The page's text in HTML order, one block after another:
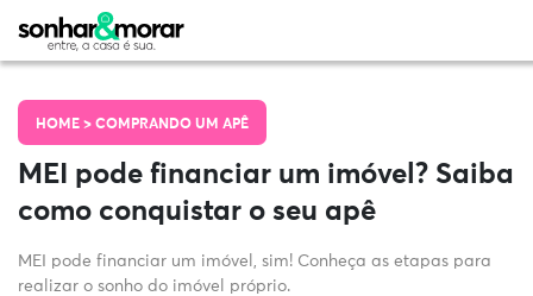
HOME > COMPRANDO UM APÊ
MEI pode financiar um imóvel? Saiba
como conquistar o seu apê
MEI pode financiar um imóvel, sim! Conheça as etapas para
realizar o sonho do imóvel próprio.